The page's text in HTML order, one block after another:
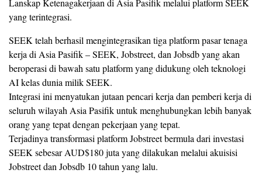
yang terintegrasi.
SEEK telah berhasil mengintegrasikan tiga platform pasar tenaga
kerja di Asia Pasifik – SEEK, Jobstreet, dan Jobsdb yang akan
beroperasi di bawah satu platform yang didukung oleh teknologi
AI kelas dunia milik SEEK.
Integrasi ini menyatukan jutaan pencari kerja dan pemberi kerja di
seluruh wilayah Asia Pasifik untuk menghubungkan lebih banyak
orang yang tepat dengan pekerjaan yang tepat.
Terjadinya transformasi platform Jobstreet bermula dari investasi
SEEK sebesar AUD$180 juta yang dilakukan melalui akuisisi
Jobstreet dan Jobsdb 10 tahun yang lalu.